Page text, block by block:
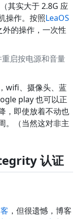
其实大于 2.8G 应
操作。按照LeaOS
的操作，一次性
重启按电源和音量
wifi、摄像头、蓝
play 也可以正
，即使放着不动也
。（当然这对非主
认证
，但很遗憾，博客